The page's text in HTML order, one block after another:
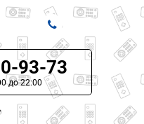
93-73
до 22:00